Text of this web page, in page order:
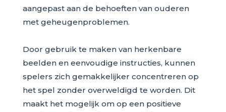
aangepast aan de behoeften van ouderen
met geheugenproblemen.
Door gebruik te maken van herkenbare
beelden en eenvoudige instructies, kunnen
spelers zich gemakkelijker concentreren op
het spel zonder overweldigd te worden. Dit
maakt het mogelijk om op een positieve